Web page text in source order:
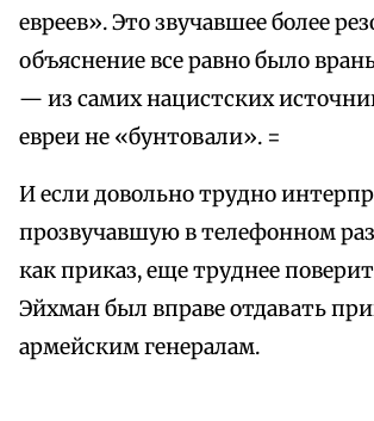
евреев». Это звучавшее более
объяснение все равно было
— из самих нацистских
евреи не «бунтовали». =
И если довольно трудно
прозвучавшую в телефонном
как приказ, еще труднее
Эйхман был вправе отдавать
армейским генералам.